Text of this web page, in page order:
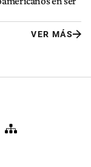
VER MÁS